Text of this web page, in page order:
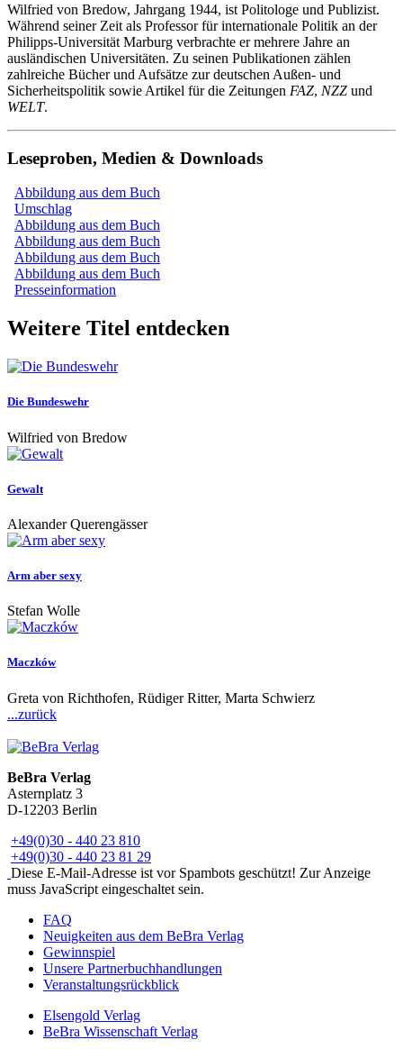
Wilfried von Bredow, Jahrgang 1944, ist Politologe und Publizist.
Während seiner Zeit als Professor für internationale Politik an der
Philipps­-Universität Marburg verbrachte er mehrere Jahre an
ausländischen Universitäten. Zu seinen Publikationen zählen
zahlreiche Bücher und Aufsätze zur deutschen Außen-­ und
Sicherheitspolitik sowie Artikel für die Zeitungen FAZ, NZZ und
WELT.
Leseproben, Medien & Downloads
Abbildung aus dem Buch
Umschlag
Abbildung aus dem Buch
Abbildung aus dem Buch
Abbildung aus dem Buch
Abbildung aus dem Buch
Presseinformation
Weitere Titel entdecken
Die Bundeswehr
Wilfried von Bredow
Gewalt
Alexander Querengässer
Arm aber sexy
Stefan Wolle
Maczków
Greta von Richthofen, Rüdiger Ritter, Marta Schwierz
...zurück
BeBra Verlag
Asternplatz 3
D-12203 Berlin
+49(0)30 - 440 23 810
+49(0)30 - 440 23 81 29
Diese E-Mail-Adresse ist vor Spambots geschützt! Zur Anzeige
muss JavaScript eingeschaltet sein.
FAQ
Neuigkeiten aus dem BeBra Verlag
Gewinnspiel
Unsere Partnerbuchhandlungen
Veranstaltungsrückblick
Elsengold Verlag
BeBra Wissenschaft Verlag